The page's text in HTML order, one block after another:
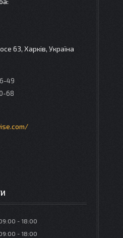
63, Харків, Україна
49
68
18:00
18:00